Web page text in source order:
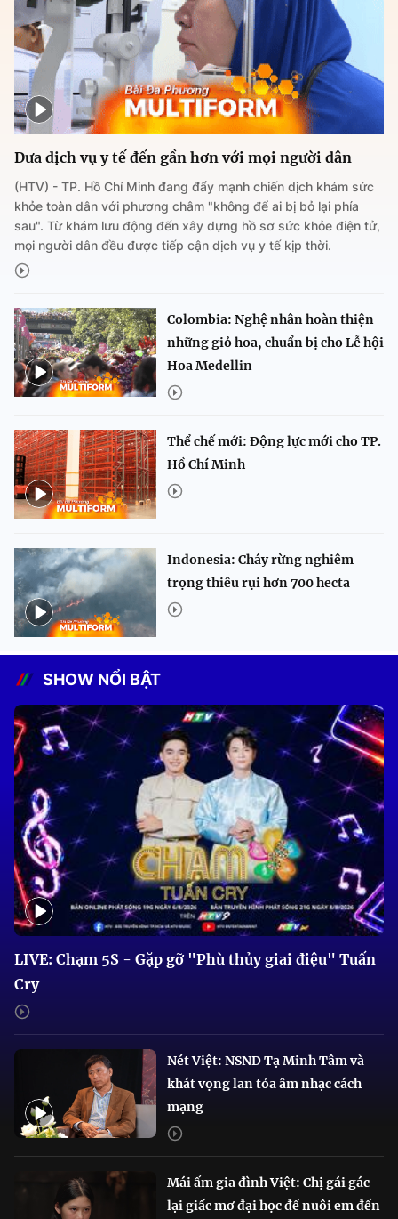
Đưa dịch vụ y tế đến gần hơn với mọi người dân
(HTV) - TP. Hồ Chí Minh đang đẩy mạnh chiến dịch khám sức
khỏe toàn dân với phương châm "không để ai bị bỏ lại phía
sau". Từ khám lưu động đến xây dựng hồ sơ sức khỏe điện tử,
mọi người dân đều được tiếp cận dịch vụ y tế kịp thời.
Colombia: Nghệ nhân hoàn thiện
những giỏ hoa, chuẩn bị cho Lễ hội
Hoa Medellin
Thể chế mới: Động lực mới cho TP.
Hồ Chí Minh
Indonesia: Cháy rừng nghiêm
trọng thiêu rụi hơn 700 hecta
SHOW NỔI BẬT
LIVE: Chạm 5S - Gặp gỡ "Phù thủy giai điệu" Tuấn
Cry
Nét Việt: NSND Tạ Minh Tâm và
khát vọng lan tỏa âm nhạc cách
mạng
Mái ấm gia đình Việt: Chị gái gác
lại giấc mơ đại học để nuôi em đến